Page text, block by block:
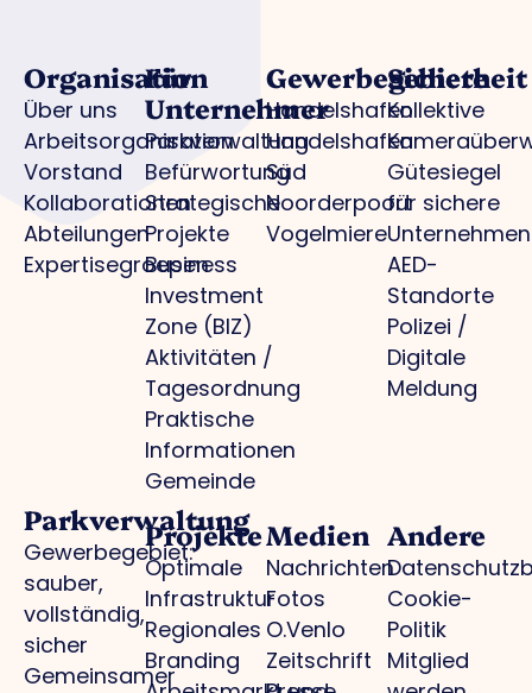
Organisation
Über uns
Arbeitsorganisation
Vorstand
Kollaborationen
Abteilungen
Expertisegroepen
Für
Unternehmer
Parkverwaltung
Befürwortung
Strategische
Projekte
Business
Investment
Zone (BIZ)
Aktivitäten /
Tagesordnung
Praktische
Informationen
Gemeinde
Gewerbegebiete
Handelshafen
Handelshafen
Süd
Noorderpoort
Vogelmiere
Sicherheit
Kollektive
Gütesiegel
für sichere
Unternehmen
AED-
Standorte
Polizei /
Digitale
Meldung
Parkverwaltung
Gewerbegebiet:
sauber,
vollständig,
sicher
Gemeinsamer
Projekte
Optimale
Infrastruktur
Regionales
Branding
Medien
Nachrichten
Fotos
O.Venlo
Zeitschrift
Andere
Cookie-
Politik
Mitglied